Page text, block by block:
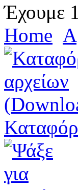
Έχουμε
Home